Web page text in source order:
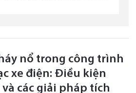
nổ trong công trình
xe điện: Điều kiện
các giải pháp tích